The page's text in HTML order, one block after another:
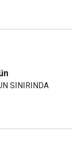
SINIRINDA